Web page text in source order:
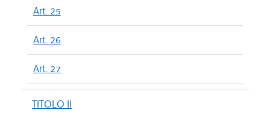
Art. 25
Art. 26
Art. 27
TITOLO II